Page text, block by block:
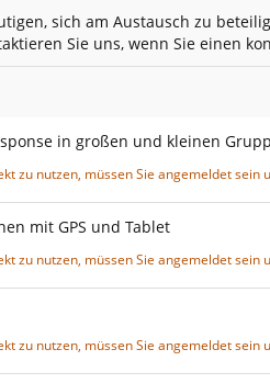
sich am Austausch zu
Sie uns, wenn Sie einen
in großen und kleinen
zu nutzen, müssen Sie angemeldet
mit GPS und Tablet
zu nutzen, müssen Sie angemeldet
zu nutzen, müssen Sie angemeldet